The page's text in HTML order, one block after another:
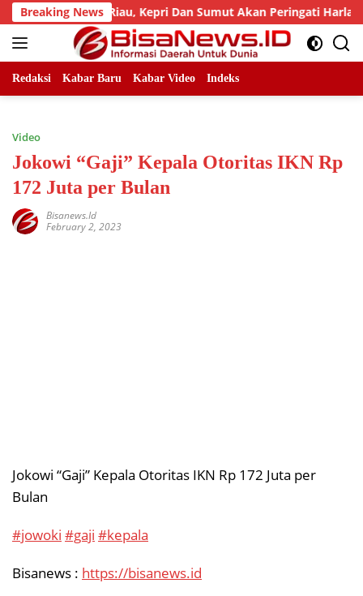
Skip
to
content
Breaking News
LLMB Riau, Kepri Dan Sumut Akan Peringati Harlah Ke-25
Redaksi Kabar Baru Kabar Video Indeks
Video
Jokowi “Gaji” Kepala Otoritas IKN Rp
172 Juta per Bulan
Bisanews.id
February 2, 2023
Jokowi “Gaji” Kepala Otoritas IKN Rp 172 Juta per
Bulan
#jowoki #gaji #kepala
Bisanews : https://bisanews.id